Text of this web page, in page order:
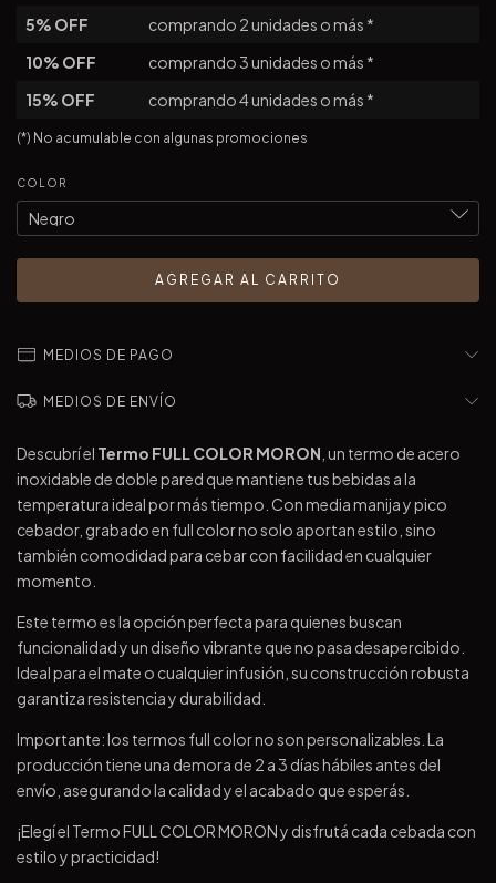
5% OFF
comprando 2 unidades o más *
10% OFF
comprando 3 unidades o más *
15% OFF
comprando 4 unidades o más *
(*) No acumulable con algunas promociones
COLOR
MEDIOS DE PAGO
MEDIOS DE ENVÍO
Descubrí el Termo FULL COLOR MORON , un termo de acero
inoxidable de doble pared que mantiene tus bebidas a la
temperatura ideal por más tiempo. Con media manija y pico
cebador, grabado en full color no solo aportan estilo, sino
también comodidad para cebar con facilidad en cualquier
momento.
Este termo es la opción perfecta para quienes buscan
funcionalidad y un diseño vibrante que no pasa desapercibido.
Ideal para el mate o cualquier infusión, su construcción robusta
garantiza resistencia y durabilidad.
Importante: los termos full color no son personalizables. La
producción tiene una demora de 2 a 3 días hábiles antes del
envío, asegurando la calidad y el acabado que esperás.
¡Elegí el Termo FULL COLOR MORON y disfrutá cada cebada con
estilo y practicidad!